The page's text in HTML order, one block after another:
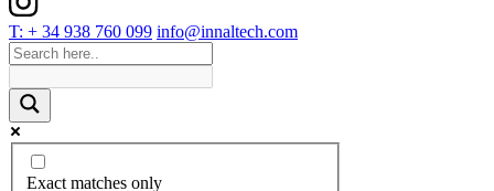
T: + 34 938 760 099 info@innaltech.com
Exact matches only